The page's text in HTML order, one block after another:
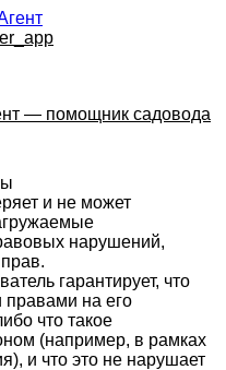
— помощник садовода
и не может
нарушений,
гарантирует, что
на его
что такое
(например, в рамках
и что это не нарушает